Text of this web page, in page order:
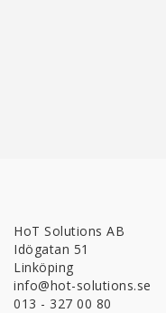
HoT Solutions AB
Idögatan 51
Linköping
info@hot-solutions.se
013 - 327 00 80